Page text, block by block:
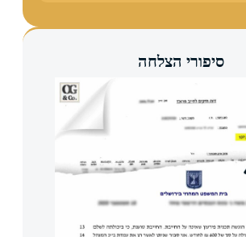
סיפורי הצלחה